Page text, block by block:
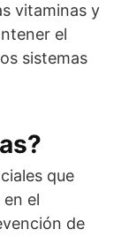
vitaminas y
el
sistemas
que
el
de